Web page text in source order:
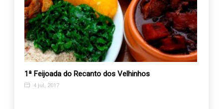
1ª Feijoada do Recanto dos Velhinhos
4 jul, 2017